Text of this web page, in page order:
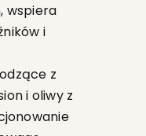
wspiera
i
z
i oliwy z